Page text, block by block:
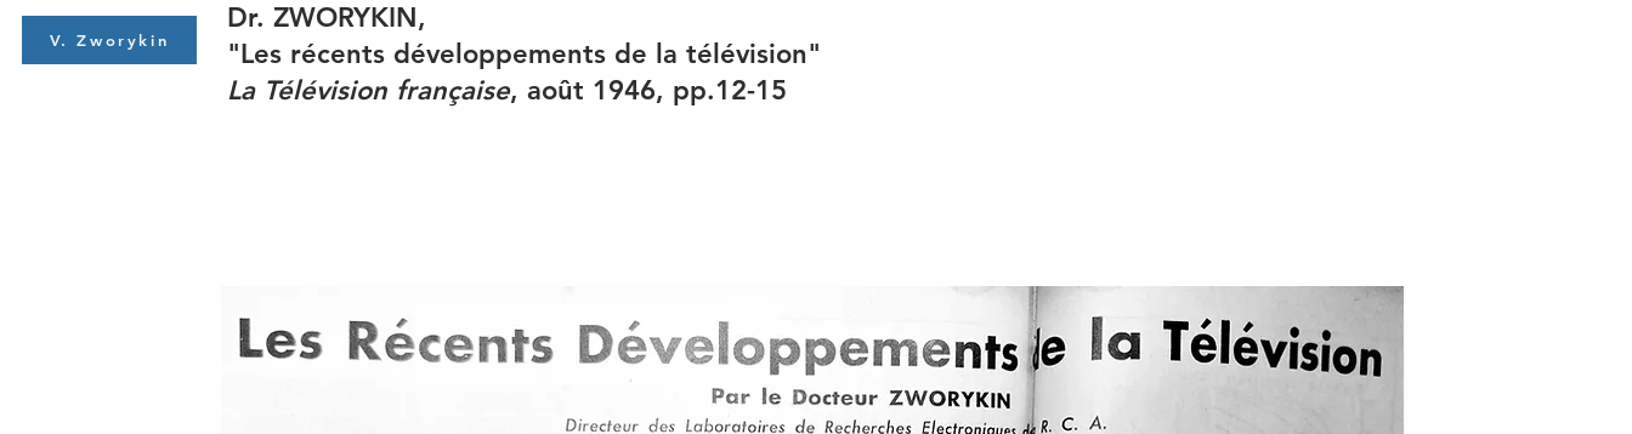
V. Zworykin
Dr. ZWORYKIN,
"Les récents développements de la télévision"
La Télévision française, août 1946, pp.12-15